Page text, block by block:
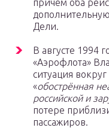
причём оба
Дели.
В августе 1994
«Аэрофлота»
ситуация
«обострённая
российской и
потере
пассажиров.